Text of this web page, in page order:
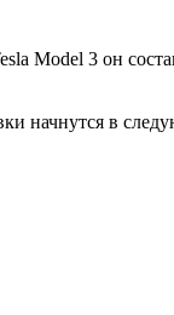
Model 3 он
начнутся в